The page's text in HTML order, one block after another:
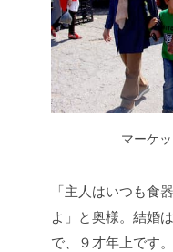
マーケ
「主人はいつも食
よ」と奥様。結婚
で、９才年上です